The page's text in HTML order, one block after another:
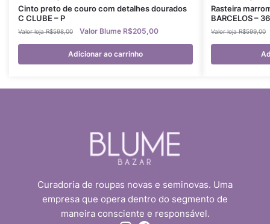
Cinto preto de couro com detalhes dourados
C CLUBE – P
R$598,00 R$205,00
Adicionar ao carrinho
Rasteira
BARCELOS – 36
R$599,00
Curadoria de roupas novas e seminovas. Uma
empresa que opera dentro do segmento de
maneira consciente e responsável.